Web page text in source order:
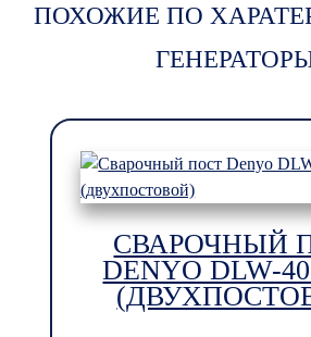
ПОХОЖИЕ ПО
СВАРОЧНЫЙ
DENYO DLW-